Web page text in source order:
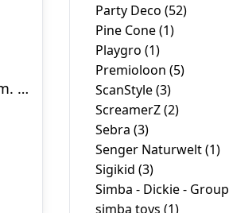
Fantorangen Bamse 35 cm. – fantus – Legekammeraten.dk
139,00.
Party Deco (52)
Pine Cone(1)
Playgro (1)
Premioloon (5)
ScanStyle(3)
ScreamerZ(2)
Sebra (3)
Senger Naturwelt(1)
Sigikid (3)
Simba - Dickie - Group
simba toys (1)